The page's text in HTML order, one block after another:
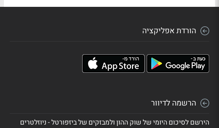
הורדת אפליקציה
הרשמה לדיוור
הירשם לסיכום היומי של שוק ההון ולמבזקים של ביזפורטל - ניוזלטרים